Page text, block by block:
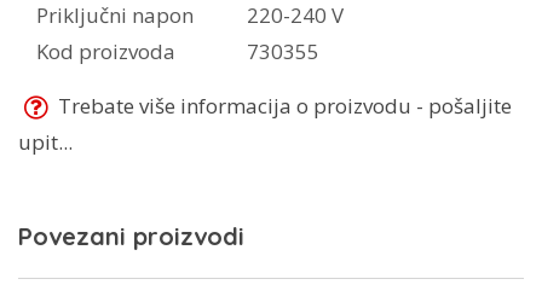
Priključni napon
220-240 V
Kod proizvoda
730355
Trebate više informacija o proizvodu - pošaljite
upit...
Povezani proizvodi